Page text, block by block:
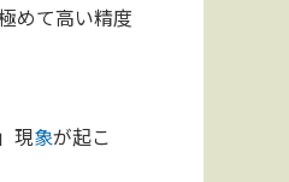
めて高い精度
現象が起こ